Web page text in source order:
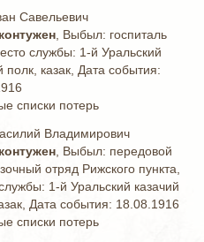
Савельевич
, Выбыл: госпиталь
службы: 1-й Уральский
полк, казак, Дата события:
списки потерь
Владимирович
, Выбыл: передовой
отряд Рижского пункта,
1-й Уральский казачий
Дата события: 18.08.1916
списки потерь